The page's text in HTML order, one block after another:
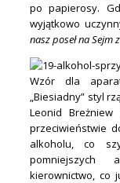
po papierosy.
wyjątkowo
nasz poseł na Sejm
Wzór dla
„Biesiadny” styl
Leonid
przeciwieństwie
alkoholu, co
pomniejszych
kierownictwo, co